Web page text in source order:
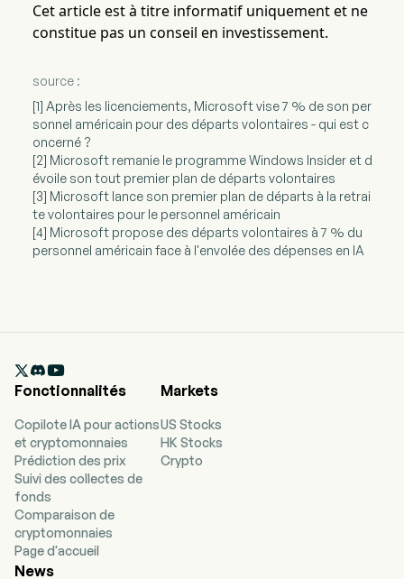
Cet article est à titre informatif uniquement et ne
constitue pas un conseil en investissement.
source :
[1] Après les licenciements, Microsoft vise 7 % de son per
sonnel américain pour des départs volontaires - qui est c
oncerné ?
[2] Microsoft remanie le programme Windows Insider et d
évoile son tout premier plan de départs volontaires
[3] Microsoft lance son premier plan de départs à la retrai
te volontaires pour le personnel américain
[4] Microsoft propose des départs volontaires à 7 % du
personnel américain face à l'envolée des dépenses en IA

Fonctionnalités
Copilote IA pour actions
et cryptomonnaies
Prédiction des prix
Suivi des collectes de
fonds
Comparaison de
cryptomonnaies
Page d'accueil
Markets
US Stocks
HK Stocks
Crypto
News